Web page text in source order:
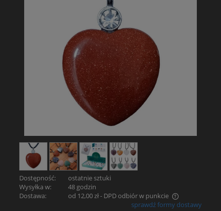
Dostępność:
ostatnie sztuki
Wysyłka w:
48 godzin
Dostawa:
od 12,00 zł- DPD odbiór w punkcie
Cena nie zawiera ewentualnych kosztów płatności
sprawdź formy dostawy